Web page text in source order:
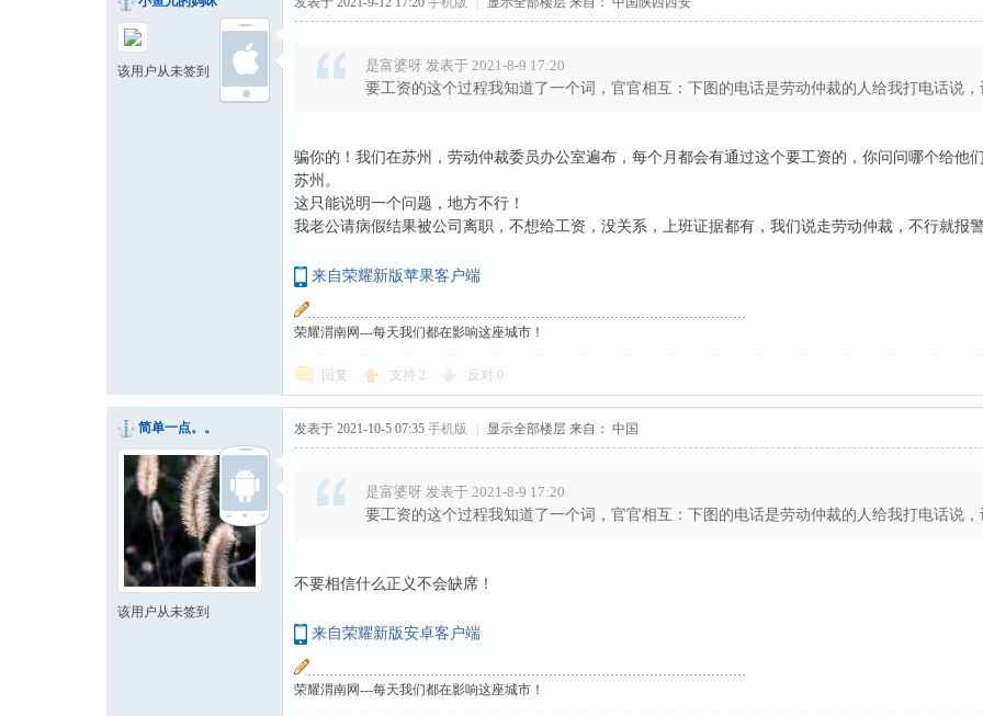
该用户从未签到
是富婆呀 发表于 2021-8-9 17:20
要工资的这个过程我知道了一个词，官官相互：下图的电话是劳动仲裁的人给我打电话说
骗你的！我们在苏州，劳动仲裁委员办公室遍布，每个月都会有通过这个要工资的，你问问哪个给他
苏州。
这只能说明一个问题，地方不行！
我老公请病假结果被公司离职，不想给工资，没关系，上班证据都有，我们说走劳动仲裁，不行就报
来自荣耀新版苹果客户端
荣耀渭南网---每天我们都在影响这座城市！
回复 支持 2 反对 0
简单一点。。
该用户从未签到
发表于 2021-10-5 07:35 手机版 显示全部楼层 来自： 中国
是富婆呀 发表于 2021-8-9 17:20
要工资的这个过程我知道了一个词，官官相互：下图的电话是劳动仲裁的人给我打电话说
不要相信什么正义不会缺席！
来自荣耀新版安卓客户端
荣耀渭南网---每天我们都在影响这座城市！